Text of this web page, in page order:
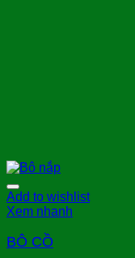
Add to wishlist
Xem nhanh
BÔ CỒ